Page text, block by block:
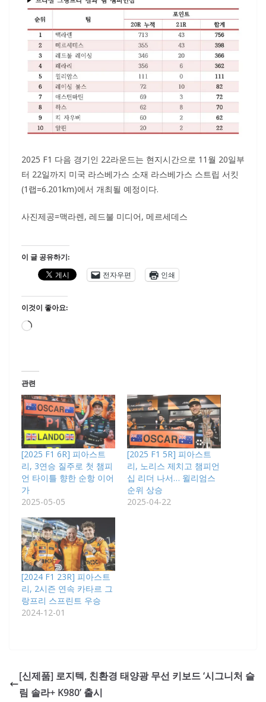
2025 F1 다음 경기인 22라운드는 현지시간으로 11월 20일부
터 22일까지 미국 라스베가스 소재 라스베가스 스트립 서킷
(1랩=6.201km)에서 개최될 예정이다.
사진제공=맥라렌, 레드불 미디어, 메르세데스
이 글 공유하기:
전자우편
인쇄
이것이 좋아요:
로
관련
[2025 F1 6R] 피아스트
리, 3연승 질주로 첫 챔피
언 타이틀 향한 순항 이어
가
2025-05-05
[2025 F1 5R] 피아스트
리, 노리스 제치고 챔피언
십 리더 나서… 윌리엄스
순위 상승
2025-04-22
[2024 F1 23R] 피아스트
리, 2시즌 연속 카타르 그
랑프리 스프린트 우승
2024-12-01
[신제품] 로지텍, 친환경 태양광 무선 키보드 ‘시그니처 슬
림 솔라+ K980’ 출시